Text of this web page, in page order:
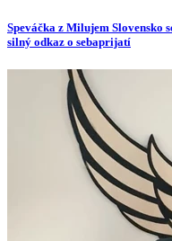
Speváčka z Milujem Slovensko
silný odkaz o sebaprijatí